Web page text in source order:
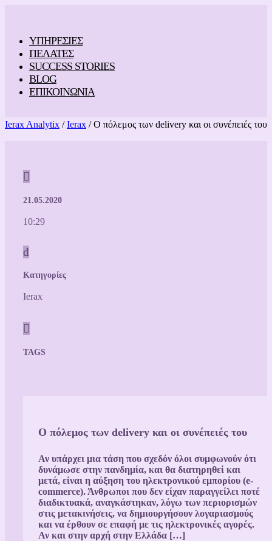
ΥΠΗΡΕΣΙΕΣ
ΠΕΛΑΤΕΣ
SUCCESS STORIES
BLOG
ΕΠΙΚΟΙΝΩΝΙΑ
Ierax Analytix /Ierax / Ο πόλεμος των delivery και οι συνέπειές του

21.05.2020
10:29
d
Κατηγορίες
Ierax

TAGS
Ο πόλεμος των delivery και οι συνέπειές του
Αν υπάρχει μια τάση που σχεδόν όλοι συμφωνούν ότι
δυνάμωσε στην πανδημία, και θα διατηρηθεί και
μετά, είναι η αύξηση του ηλεκτρονικού εμπορίου (e-
commerce). Άνθρωποι που δεν είχαν παραγγείλει ποτέ
διαδικτυακά, αναγκάστηκαν, λόγω των περιορισμών
στις μετακινήσεις, να δημιουργήσουν λογαριασμούς
και να έρθουν σε επαφή με τις ηλεκτρονικές αγορές.
Αν και στην αρχή στην Ελλάδα […]